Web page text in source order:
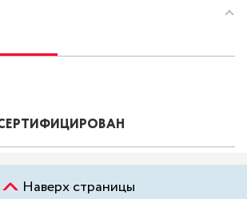
Наверх страницы